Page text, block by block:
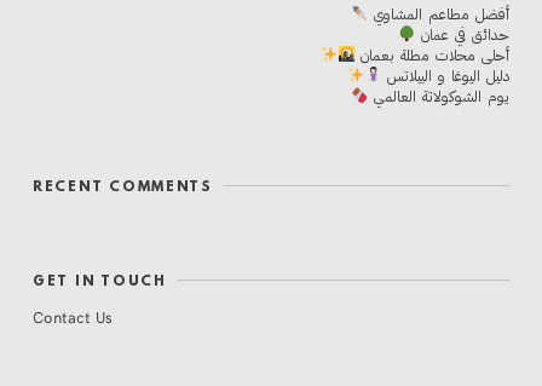
أفضل مطاعم المشاوي
حدائق في عمان
أحلی محلات مطلة بعمان
دليل اليوغا و البيلاتس
يوم الشوكولاتة العالمي
RECENT COMMENTS
GET IN TOUCH
Contact Us